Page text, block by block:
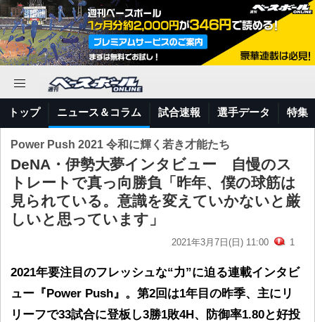
トップ ニュース＆コラム 試合速報 選手データ 特集
Power Push 2021 令和に輝く若き才能たち
DeNA・伊勢大夢インタビュー 自慢のス
トレートで真っ向勝負「昨年、僕の球筋は
見られている。意識を変えていかないと厳
しいと思っています」
2021年3月7日(日) 11:00 1
2021年要注目のフレッシュな“力”に迫る連載インタビ
ュー『Power Push』。第2回は1年目の昨季、主にリ
リーフで33試合に登板し3勝1敗4H、防御率1.80と好投